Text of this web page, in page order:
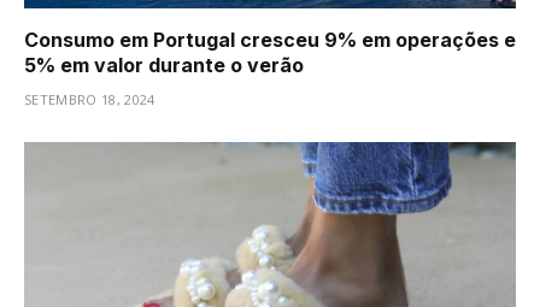
Consumo em Portugal cresceu 9% em operações e
5% em valor durante o verão
SETEMBRO 18, 2024